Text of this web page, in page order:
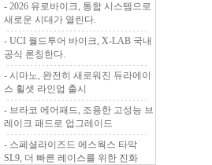
- 2026 유로바이크, 통합 시스템으로
새로운 시대가 열린다.
- UCI 월드투어 바이크, X-LAB 국내
공식 론칭한다.
- 시마노, 완전히 새로워진 듀라에이
스 휠셋 라인업 출시
- 브라코 에어패드, 조용한 고성능 브
레이크 패드로 업그레이드
- 스페셜라이즈드 에스웍스 타막
SL9, 더 빠른 레이스를 위한 진화